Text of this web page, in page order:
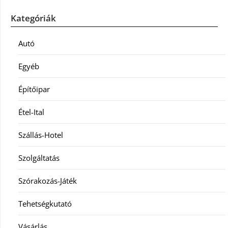
Kategóriák
Autó
Egyéb
Építőipar
Étel-Ital
Szállás-Hotel
Szolgáltatás
Szórakozás-Játék
Tehetségkutató